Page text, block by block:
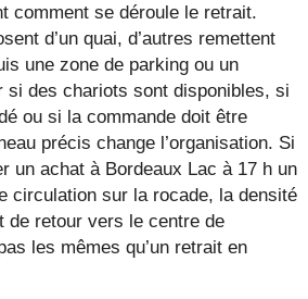
comment se déroule le retrait.
d’un quai, d’autres remettent
une zone de parking ou un
si des chariots sont disponibles, si
ou si la commande doit être
précis change l’organisation. Si
un achat à Bordeaux Lac à 17 h un
circulation sur la rocade, la densité
de retour vers le centre de
les mêmes qu’un retrait en